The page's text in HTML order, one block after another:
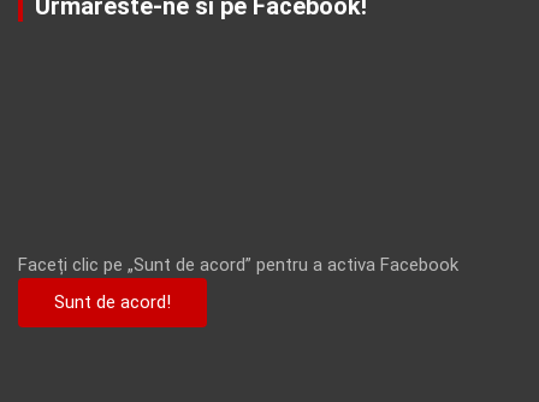
Urmareste-ne si pe Facebook!
Faceți clic pe „Sunt de acord” pentru a activa Facebook
Sunt de acord!